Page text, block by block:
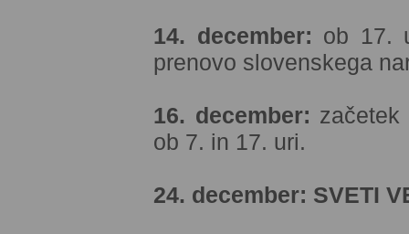
14. december: ob 17.
prenovo slovenskega
16. december:
ob 7. in 17. uri.
24. december: SVETI